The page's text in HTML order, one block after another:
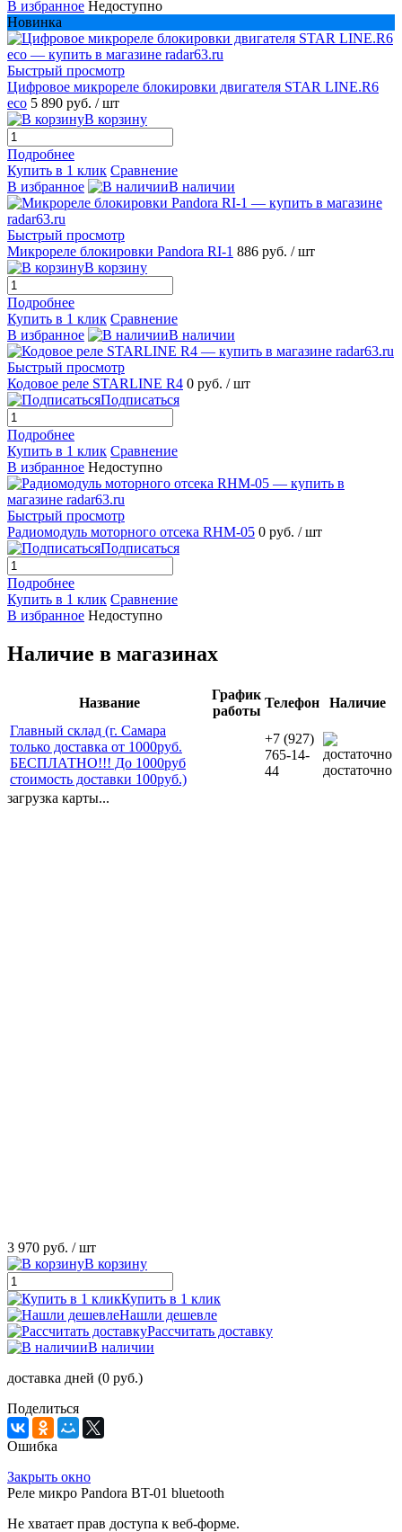
В избранное Недоступно
Новинка
Быстрый просмотр
Цифровое микрореле блокировки двигателя STAR LINE.R6
eco 5 890 руб. / шт
В корзину
Подробнее
Купить в 1 клик Сравнение
В избранное
В наличии
Быстрый просмотр
Микрореле блокировки Pandora RI-1 886 руб. / шт
В корзину
Подробнее
Купить в 1 клик Сравнение
В избранное
В наличии
Быстрый просмотр
Кодовое реле STARLINE R4 0 руб. / шт
Подписаться
Подробнее
Купить в 1 клик Сравнение
В избранное Недоступно
Быстрый просмотр
Радиомодуль моторного отсека RHM-05 0 руб. / шт
Подписаться
Подробнее
Купить в 1 клик Сравнение
В избранное Недоступно
Наличие в магазинах
Название
График
работы
Телефон
Наличие
Главный склад (г. Самара
только доставка от 1000руб.
БЕСПЛАТНО!!! До 1000руб
стоимость доставки 100руб.)
+7 (927)
765-14-
44
достаточно
загрузка карты...
3 970 руб. / шт
В корзину
Купить в 1 клик
Нашли дешевле
Рассчитать доставку
В наличии
доставка дней (0 руб.)
Поделиться
Ошибка
Закрыть окно
Реле микро Pandora BT-01 bluetooth
Не хватает прав доступа к веб-форме.